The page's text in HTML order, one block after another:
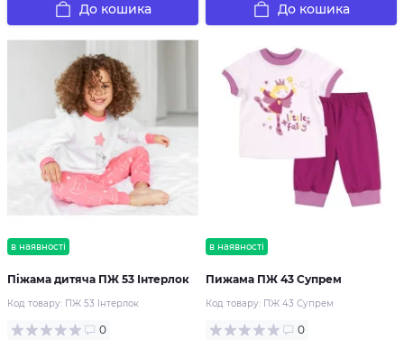
До кошика До кошика
в наявності
Піжама дитяча ПЖ 53 Інтерлок
Код товару: ПЖ 53 Інтерлок
0
в наявності
Пижама ПЖ 43 Супрем
Код товару: ПЖ 43 Супрем
0